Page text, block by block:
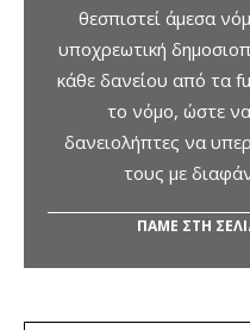
θεσπιστεί άμεσα
υποχρεωτική
κάθε δανείου από τα
το νόμο, ώστε
δανειολήπτες να
τους με
ΠΑΜΕ ΣΤΗ